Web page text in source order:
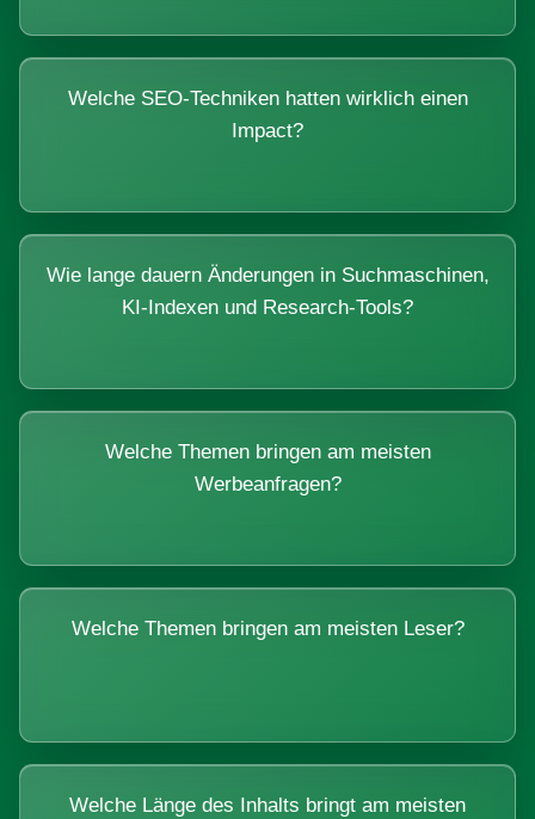
Welche SEO-Techniken hatten wirklich einen
Impact?
Wie lange dauern Änderungen in Suchmaschinen,
KI-Indexen und Research-Tools?
Welche Themen bringen am meisten
Werbeanfragen?
Welche Themen bringen am meisten Leser?
Welche Länge des Inhalts bringt am meisten